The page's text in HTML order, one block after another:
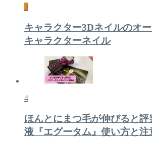
3
キャラクター3Dネイルのオ
キャラクターネイル
4
ほんとにまつ毛が伸びると
液『エグータム』使い方と注